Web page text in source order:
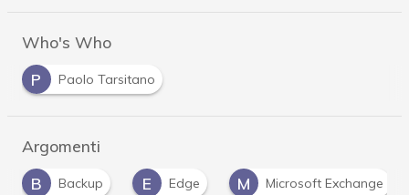
Who's Who
P
Paolo Tarsitano
Argomenti
E
Edge M Microsoft Exchange P Proxylogon